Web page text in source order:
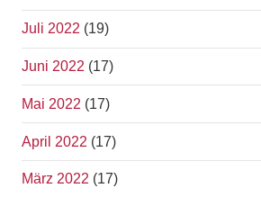
Juli 2022 (19)
Juni 2022 (17)
Mai 2022 (17)
April 2022 (17)
März 2022 (17)